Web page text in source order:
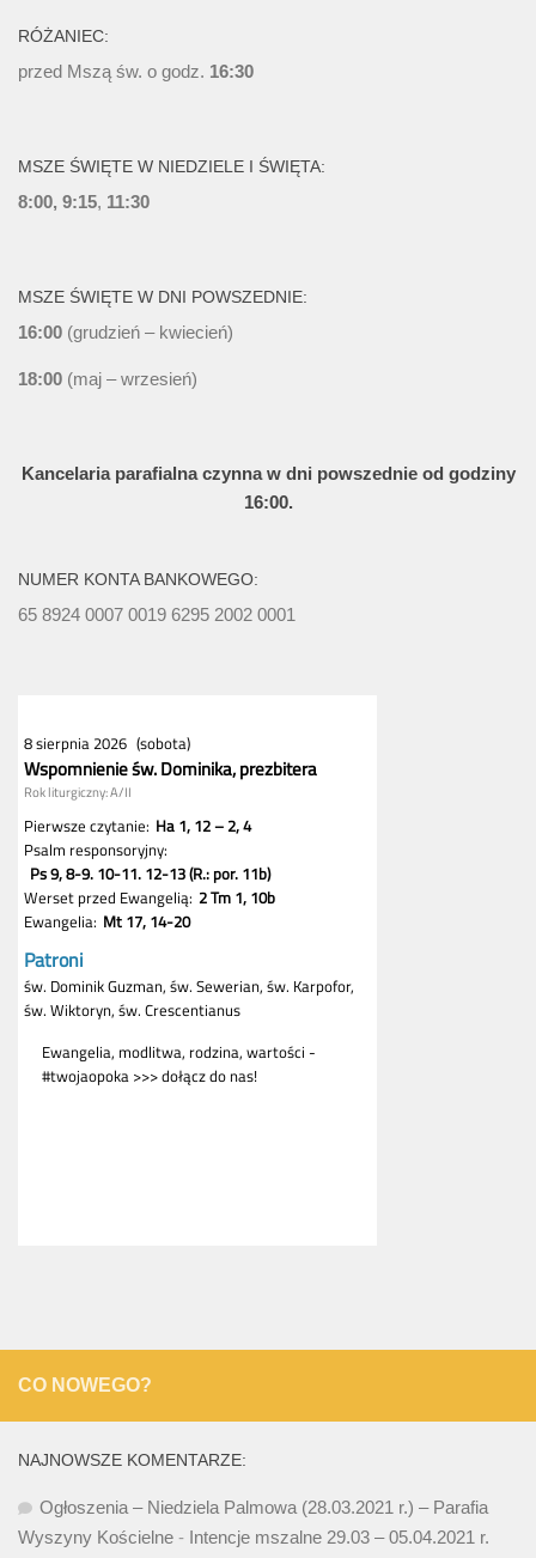
RÓŻANIEC:
przed Mszą św. o godz. 16:30
MSZE ŚWIĘTE W NIEDZIELE I ŚWIĘTA:
8:00, 9:15, 11:30
MSZE ŚWIĘTE W DNI POWSZEDNIE:
16:00 (grudzień – kwiecień)
18:00 (maj – wrzesień)
Kancelaria parafialna czynna w dni powszednie od godziny
16:00.
NUMER KONTA BANKOWEGO:
65 8924 0007 0019 6295 2002 0001
CO NOWEGO?
NAJNOWSZE KOMENTARZE:
Ogłoszenia – Niedziela Palmowa (28.03.2021 r.) – Parafia
Wyszyny Kościelne - Intencje mszalne 29.03 – 05.04.2021 r.